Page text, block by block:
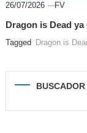
26/07/2026 FV
Dragon is Dead
Tagged Dragon is
BUSCADOR